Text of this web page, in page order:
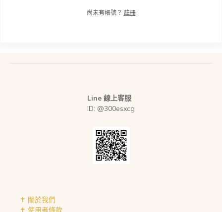
尚未有帳號？ 註冊
Line 線上客服
ID: @300esxcg
✝︎ 關於我們
✝︎ 使用者條款